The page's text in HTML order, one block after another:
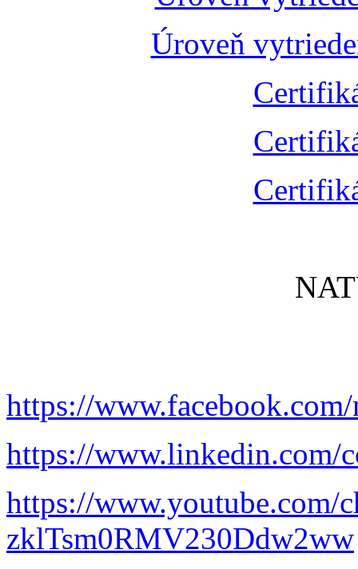
Úroveň
https://
https://www.linkedin.com/
https://www.youtube.com/
zklTsm0RMV230Ddw2ww